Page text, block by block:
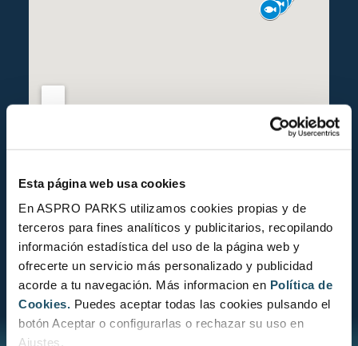
Esta página web usa cookies
En ASPRO PARKS utilizamos cookies propias y de
terceros para fines analíticos y publicitarios, recopilando
información estadística del uso de la página web y
ofrecerte un servicio más personalizado y publicidad
acorde a tu navegación. Más informacion en Política de
Cookies. Puedes aceptar todas las cookies pulsando el
botón Aceptar o configurarlas o rechazar su uso en
Ajustes.
ESTADO DE CONSERVACIÓN
CONOCE EL ESTADO DE CONSERVACIÓN